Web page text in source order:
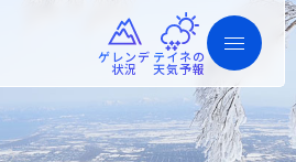
ゲレンデ
状況
テイネの
天気予報